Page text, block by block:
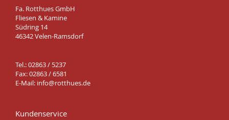
Fa. Rotthues GmbH
Fliesen & Kamine
Südring 14
46342 Velen-Ramsdorf
Tel.: 02863 / 5237
Fax: 02863 / 6581
E-Mail: info@rotthues.de
Kundenservice